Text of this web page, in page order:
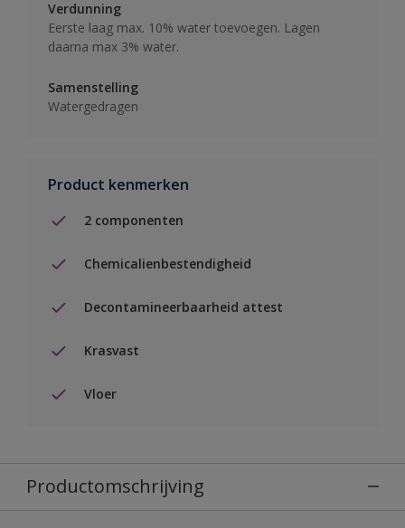
Verdunning
Eerste laag max. 10% water toevoegen. Lagen
daarna max 3% water.
Samenstelling
Watergedragen
Product kenmerken
2 componenten
Chemicalienbestendigheid
Decontamineerbaarheid attest
Krasvast
Vloer
Productomschrijving